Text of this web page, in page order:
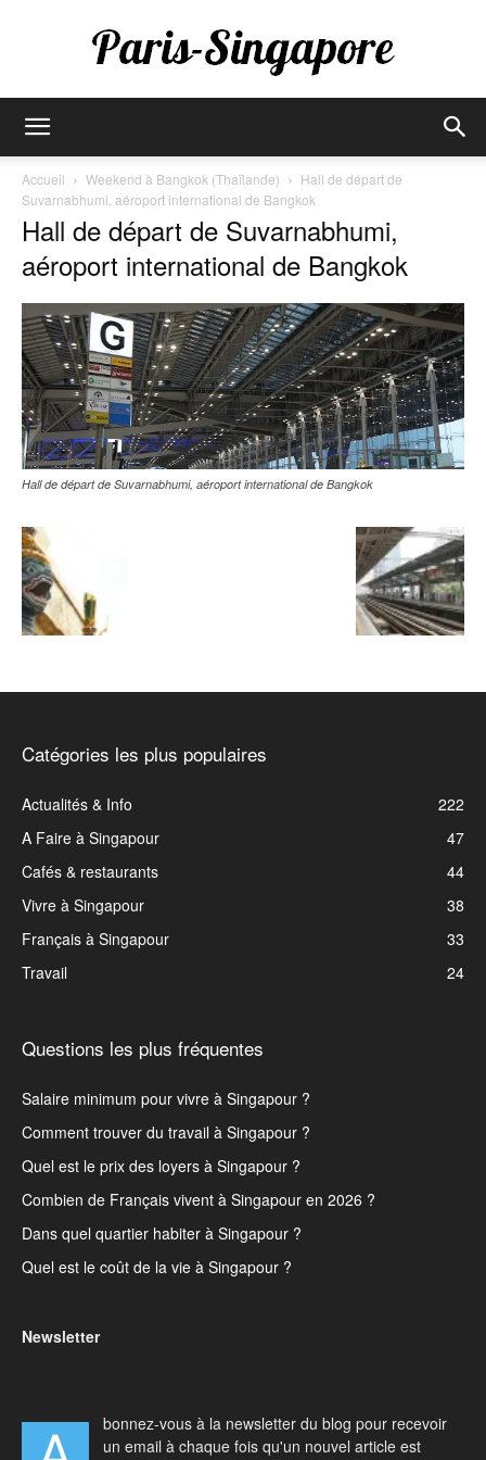
Singapore
Accueil Weekend à Bangkok (Thaïlande)
Hall de départ de
Suvarnabhumi, aéroport international de Bangkok
Hall de départ de Suvarnabhumi,
aéroport international de Bangkok
Hall de départ de Suvarnabhumi, aéroport international de Bangkok
Catégories les plus populaires
Actualités & Info
222
A Faire à Singapour
47
Cafés & restaurants
44
Vivre à Singapour
38
Français à Singapour
33
Travail
24
Questions les plus fréquentes
Salaire minimum pour vivre à Singapour ?
Comment trouver du travail à Singapour ?
Quel est le prix des loyers à Singapour ?
Combien de Français vivent à Singapour en 2026 ?
Dans quel quartier habiter à Singapour ?
Quel est le coût de la vie à Singapour ?
Newsletter
bonnez-vous à la newsletter du blog pour recevoir
un email à chaque fois qu'un nouvel article est